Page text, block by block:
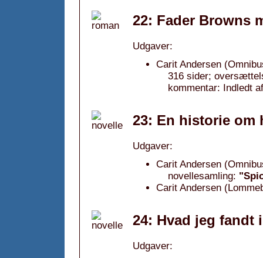
22: Fader Browns
Udgaver:
Carit Andersen
316 sider;
kommentar: Indledt
23: En historie om
Udgaver:
Carit Andersen
novellesamling:
Carit Andersen
24: Hvad jeg fandt
Udgaver: